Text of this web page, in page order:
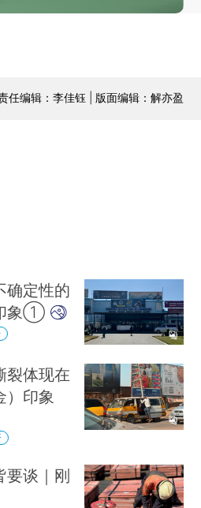
任编辑：李佳钰 | 版面编辑：解亦盈
确定性的
象①
裂体现在
）印象
要谈｜刚